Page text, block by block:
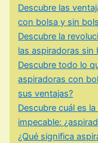
Descubre las
con bolsa y sin
Descubre la
las aspiradoras sin
Descubre todo lo
aspiradoras con
sus ventajas?
Descubre cuál es
impecable:
¿Qué significa